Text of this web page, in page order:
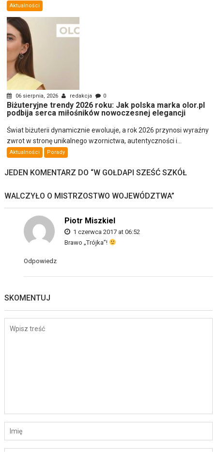
Aktualności
06 sierpnia, 2026 redakcja 0
Biżuteryjne trendy 2026 roku: Jak polska marka olor.pl
podbija serca miłośników nowoczesnej elegancji
Świat biżuterii dynamicznie ewoluuje, a rok 2026 przynosi wyraźny
zwrot w stronę unikalnego wzornictwa, autentyczności i...
Aktualności Porady
JEDEN KOMENTARZ DO “W GOŁDAPI SZEŚĆ SZKÓŁ
WALCZYŁO O MISTRZOSTWO WOJEWÓDZTWA”
Piotr Miszkiel
1 czerwca 2017 at 06:52
Brawo „Trójka”!
Odpowiedz
SKOMENTUJ